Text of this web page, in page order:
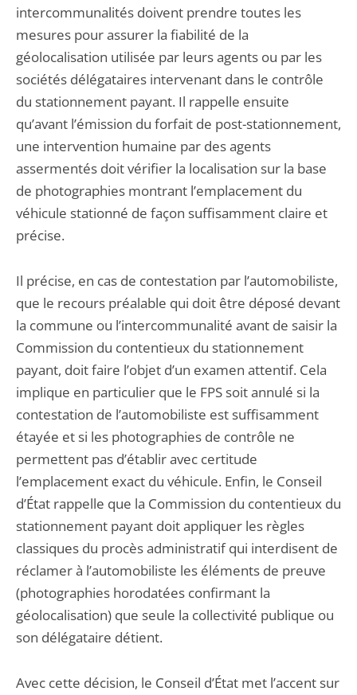
intercommunalités doivent prendre toutes les
mesures pour assurer la fiabilité de la
géolocalisation utilisée par leurs agents ou par les
sociétés délégataires intervenant dans le contrôle
du stationnement payant. Il rappelle ensuite
qu’avant l’émission du forfait de post-stationnement,
une intervention humaine par des agents
assermentés doit vérifier la localisation sur la base
de photographies montrant l’emplacement du
véhicule stationné de façon suffisamment claire et
précise.
Il précise, en cas de contestation par l’automobiliste,
que le recours préalable qui doit être déposé devant
la commune ou l’intercommunalité avant de saisir la
Commission du contentieux du stationnement
payant, doit faire l’objet d’un examen attentif. Cela
implique en particulier que le FPS soit annulé si la
contestation de l’automobiliste est suffisamment
étayée et si les photographies de contrôle ne
permettent pas d’établir avec certitude
l’emplacement exact du véhicule. Enfin, le Conseil
d’État rappelle que la Commission du contentieux du
stationnement payant doit appliquer les règles
classiques du procès administratif qui interdisent de
réclamer à l’automobiliste les éléments de preuve
(photographies horodatées confirmant la
géolocalisation) que seule la collectivité publique ou
son délégataire détient.
Avec cette décision, le Conseil d’État met l’accent sur